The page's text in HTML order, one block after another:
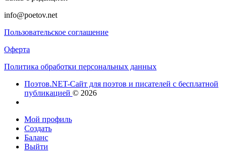
info@poetov.net
Пользовательское соглашение
Оферта
Политика обработки персональных данных
Поэтов.NET-Сайт для поэтов и писателей с бесплатной
публикацией © 2026
Мой профиль
Создать
Баланс
Выйти